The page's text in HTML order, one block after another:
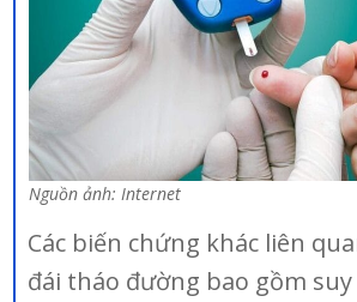
Nguồn ảnh: Internet
Các biến chứng khác liên
đái tháo đường bao gồm